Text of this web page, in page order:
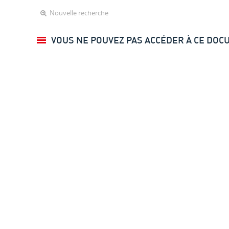
Nouvelle recherche
VOUS NE POUVEZ PAS ACCÉDER À CE